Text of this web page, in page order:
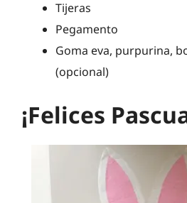
Tijeras
Pegamento
Goma eva, purpurina,
(opcional)
¡Felices